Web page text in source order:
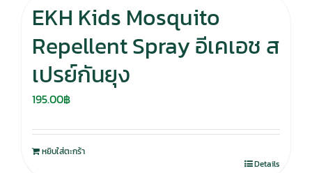
EKH Kids Mosquito
Repellent Spray อีเคเอช ส
เปรย์กันยุง
195.00฿
หยิบใส่ตะกร้า
Details